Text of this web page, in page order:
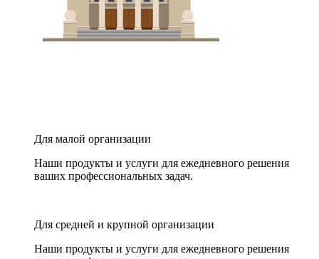
Для малой организации
Наши продукты и услуги для ежедневного решения
ваших профессиональных задач.
Для средней и крупной организации
Наши продукты и услуги для ежедневного решения